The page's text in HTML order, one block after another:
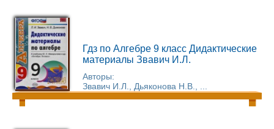
Гдз по Алгебре 9 класс Дидактические
материалы Звавич И.Л.
Авторы:
Звавич И.Л., Дьяконова Н.В., ...